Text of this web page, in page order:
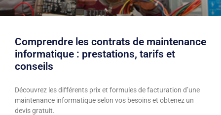
Comprendre les contrats de maintenance
informatique : prestations, tarifs et
conseils
Découvrez les différents prix et formules de facturation d’une
maintenance informatique selon vos besoins et obtenez un
devis gratuit.